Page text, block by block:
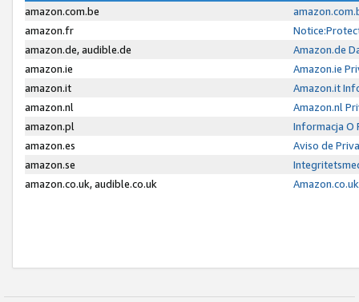
amazon.com.be
amazon.fr
amazon.de, audible.de
Amazon.de
amazon.ie
Amazon.ie
amazon.it
Amazon.it
amazon.nl
Amazon.nl
amazon.pl
Informacja O
amazon.es
Aviso de
amazon.se
amazon.co.uk, audible.co.uk